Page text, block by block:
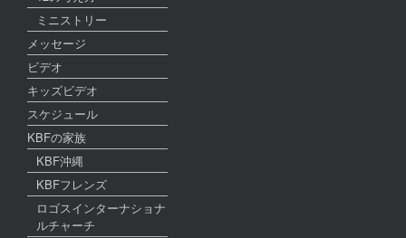
ミニストリー
メッセージ
ビデオ
キッズビデオ
スケジュール
KBFの家族
KBF沖縄
KBFフレンズ
ロゴスインターナショナ
ルチャーチ